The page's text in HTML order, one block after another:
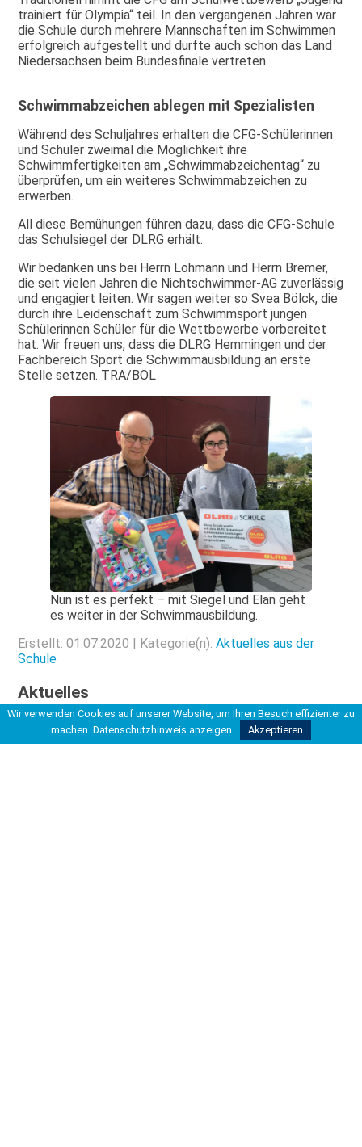
trainiert für Olympia“ teil. In den vergangenen Jahren war
die Schule durch mehrere Mannschaften im Schwimmen
erfolgreich aufgestellt und durfte auch schon das Land
Niedersachsen beim Bundesfinale vertreten.
Schwimmabzeichen ablegen mit Spezialisten
Während des Schuljahres erhalten die CFG-Schülerinnen
und Schüler zweimal die Möglichkeit ihre
Schwimmfertigkeiten am „Schwimmabzeichentag“ zu
überprüfen, um ein weiteres Schwimmabzeichen zu
erwerben.
All diese Bemühungen führen dazu, dass die CFG-Schule
das Schulsiegel der DLRG erhält.
Wir bedanken uns bei Herrn Lohmann und Herrn Bremer,
die seit vielen Jahren die Nichtschwimmer-AG zuverlässig
und engagiert leiten. Wir sagen weiter so Svea Bölck, die
durch ihre Leidenschaft zum Schwimmsport jungen
Schülerinnen Schüler für die Wettbewerbe vorbereitet
hat. Wir freuen uns, dass die DLRG Hemmingen und der
Fachbereich Sport die Schwimmausbildung an erste
Stelle setzen. TRA/BÖL
Nun ist es perfekt – mit Siegel und Elan geht
es weiter in der Schwimmausbildung.
Erstellt: 01.07.2020 | Kategorie(n):Aktuelles aus der
Schule
Aktuelles
CFG – Abiturentlassung
Radikalisierung
Wir verwenden Cookies auf unserer Website, um Ihren Besuch effizienter zu
machen. Datenschutzhinweis anzeigen Akzeptieren